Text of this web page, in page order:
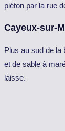
piéton par la rue
Cayeux-sur-
Plus au sud de la
et de sable à
laisse.